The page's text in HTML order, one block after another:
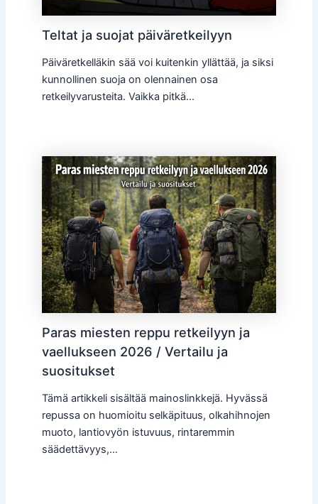
Teltat ja suojat päiväretkeilyyn
Päiväretkelläkin sää voi kuitenkin yllättää, ja siksi
kunnollinen suoja on olennainen osa
retkeilyvarusteita. Vaikka pitkä…
Paras miesten reppu retkeilyyn ja
vaellukseen 2026 / Vertailu ja
suositukset
Tämä artikkeli sisältää mainoslinkkejä. Hyvässä
repussa on huomioitu selkäpituus, olkahihnojen
muoto, lantiovyön istuvuus, rintaremmin
säädettävyys,…